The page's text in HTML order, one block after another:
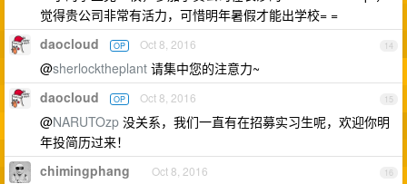
觉得贵公司非常有活力，可惜明年暑假才能出学校= =
14
daocloud OP Oct 8, 2016
@sherlocktheplant 请集中您的注意力~
15
daocloud OP Oct 8, 2016
@NARUTOzp 没关系，我们一直有在招募实习生呢，欢迎你明
年投简历过来！
16
chimingphang Oct 8, 2016